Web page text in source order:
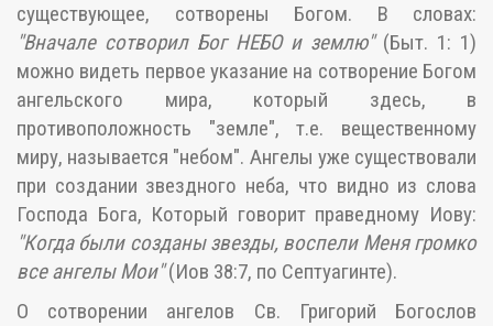
существующее, сотворены Богом. В словах:
"Вначале сотворил Бог НЕБО и землю"(Быт. 1: 1)
можно видеть первое указание на сотворение Богом
ангельского мира, который здесь, в
противоположность "земле", т.е. вещественному
миру, называется "небом". Ангелы уже существовали
при создании звездного неба, что видно из слова
Господа Бога, Который говорит праведному Иову:
"Когда были созданы звезды, воспели Меня громко
все ангелы Мои"(Иов 38:7, по Септуагинте).
О сотворении ангелов Св. Григорий Богослов